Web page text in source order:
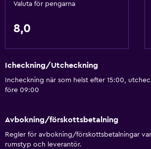
Valuta för pengarna
8,0
Icheckning/Utcheckning
Incheckning när som helst efter 15:00,
före 09:00
Avbokning/förskottsbetalning
Regler för avbokning/förskottsbetalningar
rumstyp och leverantör.